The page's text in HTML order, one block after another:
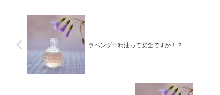
ラベンダー精油って安全ですか！？